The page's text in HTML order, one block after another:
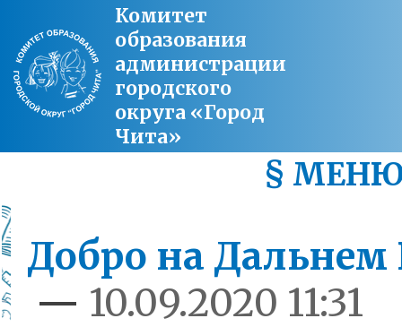
Комитет
образования
администрации
городского
округа «Город
Чита»
§
Добро на Дальнем
— 10.09.2020 11:31